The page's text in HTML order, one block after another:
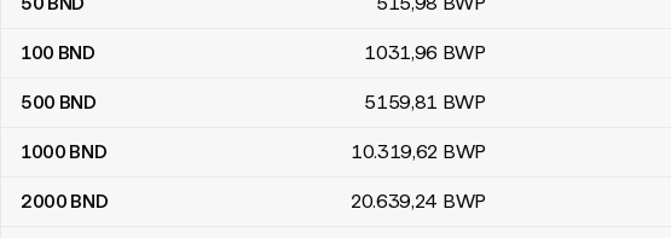
100 BND 1031,96 BWP
500 BND 5159,81 BWP
1000 BND 10.319,62 BWP
2000 BND 20.639,24 BWP